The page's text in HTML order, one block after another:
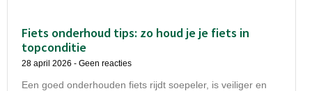
Fiets onderhoud tips: zo houd je je fiets in
topconditie
28 april 2026 Geen reacties
Een goed onderhouden fiets rijdt soepeler, is veiliger en